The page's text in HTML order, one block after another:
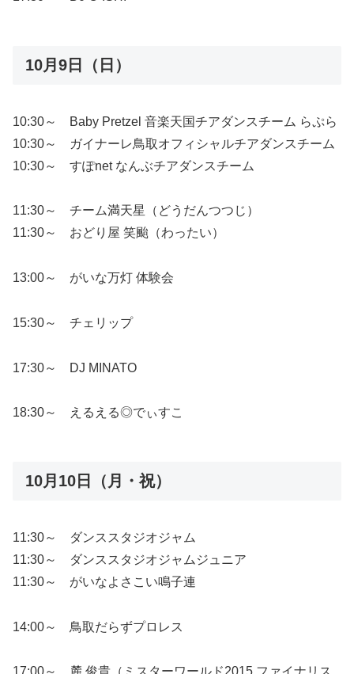
10月9日（日）
10:30～ Baby Pretzel 音楽天国チアダンスチーム らぷら
10:30～ ガイナーレ鳥取オフィシャルチアダンスチーム
10:30～ すぽnet なんぶチアダンスチーム
11:30～ チーム満天星（どうだんつつじ）
11:30～ おどり屋 笑颱（わったい）
13:00～ がいな万灯 体験会
15:30～ チェリップ
17:30～ DJ MINATO
18:30～ えるえる◎でぃすこ
10月10日（月・祝）
11:30～ ダンススタジオジャム
11:30～ ダンススタジオジャムジュニア
11:30～ がいなよさこい鳴子連
14:00～ 鳥取だらずプロレス